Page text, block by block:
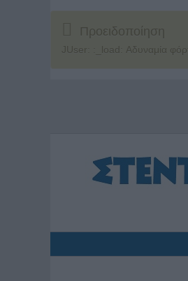
Προειδοποίηση
JUser: :_load: Αδυναμία